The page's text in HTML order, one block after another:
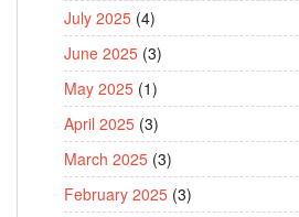
July 2025 (4)
June 2025 (3)
May 2025 (1)
April 2025 (3)
March 2025 (3)
February 2025 (3)